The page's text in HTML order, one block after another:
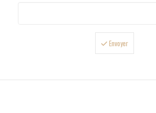
Envoyer